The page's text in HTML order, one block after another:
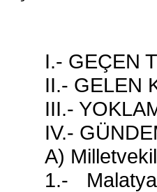
I.- GEÇEN
II.- GELEN
III.-
IV.-
A)
1.-